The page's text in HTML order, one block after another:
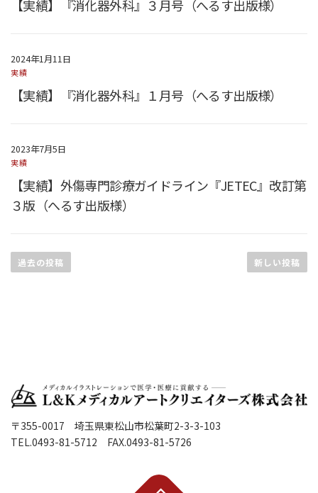
【実績】『消化器外科』３月号（へるす出版様）
2024年1月11日
実績
【実績】『消化器外科』１月号（へるす出版様）
2023年7月5日
実績
【実績】外傷専門診療ガイドライン『JETEC』改訂第
３版（へるす出版様）
稿
ナ
ン
過去の投稿 新しい投稿
〒355-0017 埼玉県東松山市松葉町2-3-3-103
TEL.0493-81-5712 FAX.0493-81-5726